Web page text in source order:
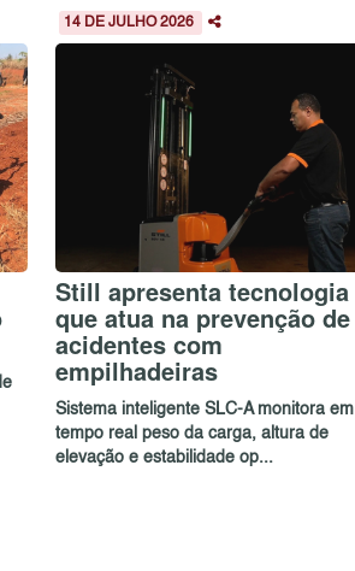
14 DE JULHO 2026
Still apresenta tecnologia
que atua na prevenção de
acidentes com
empilhadeiras
Sistema inteligente SLC-A monitora em
tempo real peso da carga, altura de
elevação e estabilidade op...